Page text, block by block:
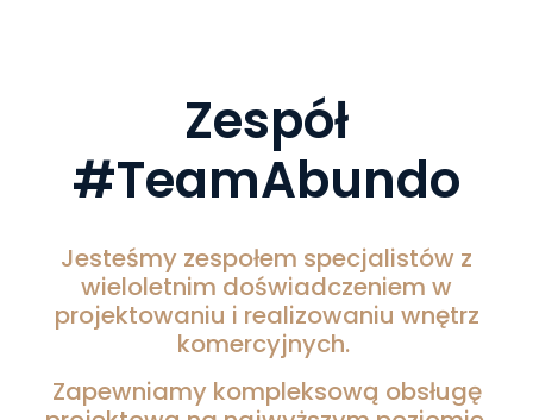
Zespół
#TeamAbundo
Jesteśmy zespołem specjalistów z
wieloletnim doświadczeniem w
projektowaniu i realizowaniu wnętrz
komercyjnych.
Zapewniamy kompleksową obsługę